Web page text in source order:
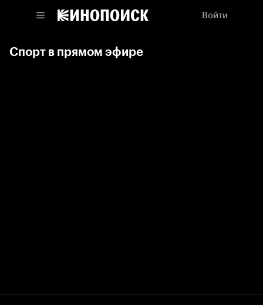
Войти
Спорт в прямом эфире